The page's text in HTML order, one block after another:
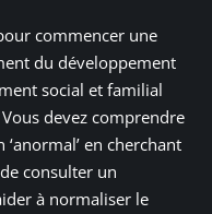
commencer une
du développement
social et familial
devez comprendre
‘anormal’ en cherchant
consulter un
à normaliser le